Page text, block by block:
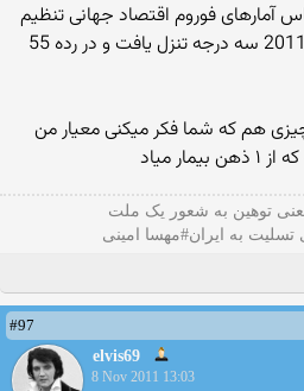
آمارهای فوروم اقتصاد جهانی تنظیم
می شود، اسرائیل نیز در سال 2011 سه درجه تنزل یافت و در رده 55
هم که شما فکر میکنی‌ معیار من
میاد
توهین به شعور یک ملت
تسلیت به ایران#مهسا امینی
#97
elvis69
8 Nov 2011 13:03